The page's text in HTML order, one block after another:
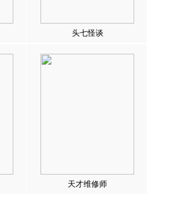
头七怪谈
天才维修师